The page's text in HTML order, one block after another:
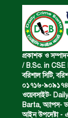
প্রকাশক ও
/ B.Sc. in CSE
বরিশাল সিটি,
০১৭১৬-
ওয়েবসাইট-
Barta, অ‍্যাপস-
আইন উপদেষ্টা -